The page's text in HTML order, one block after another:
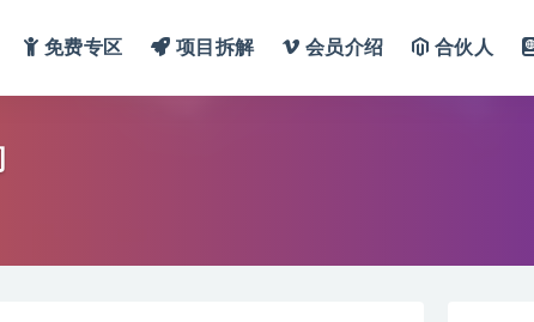
免费专区 项目拆解 会员介绍 合伙人